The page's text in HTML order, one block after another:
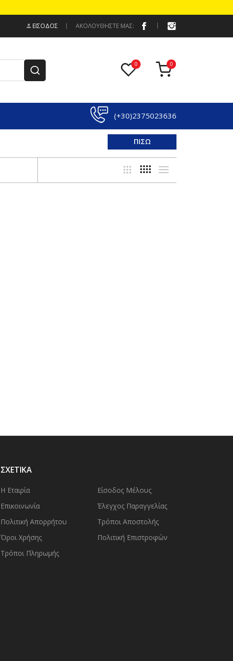
ΕΊΣΟΔΟΣ ΑΚΟΛΟΥΘΗΣΤΕ ΜΑΣ:
(+30)2375023636
ΠΙΣΩ
ΣΧΕΤΙΚΑ
Η Εταιρία
Επικοινωνία
Πολιτική Απορρήτου
Όροι Χρήσης
Τρόποι Πληρωμής
Είσοδος Μέλους
Έλεγχος Παραγγελίας
Τρόποι Αποστολής
Πολιτική Επιστροφών